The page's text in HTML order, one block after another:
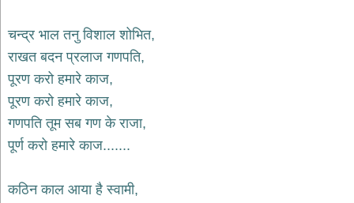
भजन
bhajans
जैन
भजन
jain
bhajans
durga
bhajans
चन्द्र भाल तनु विशाल शोभित,
राखत बदन प्रलाज गणपति,
पूरण करो हमारे काज,
पूरण करो हमारे काज,
गणपति तूम सब गण के राजा,
पूर्ण करो हमारे काज.......
कठिन काल आया है स्वामी,